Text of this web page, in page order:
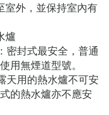
室外，並保持室內有
爐
密封式最安全，普通
用無煙道型號。
天用的熱水爐不可安
的熱水爐亦不應安